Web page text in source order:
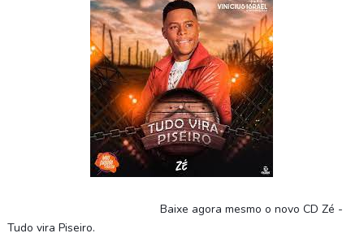
Baixe agora mesmo o novo CD Zé -
Tudo vira Piseiro.